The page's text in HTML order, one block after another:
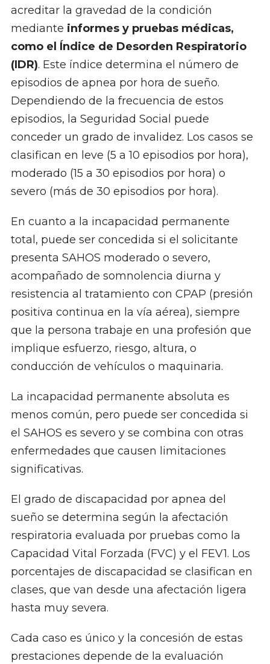
acreditar la gravedad de la condición
mediante informes y pruebas médicas,
como el Índice de Desorden Respiratorio
(IDR). Este índice determina el número de
episodios de apnea por hora de sueño.
Dependiendo de la frecuencia de estos
episodios, la Seguridad Social puede
conceder un grado de invalidez. Los casos se
clasifican en leve (5 a 10 episodios por hora),
moderado (15 a 30 episodios por hora) o
severo (más de 30 episodios por hora).
En cuanto a la incapacidad permanente
total, puede ser concedida si el solicitante
presenta SAHOS moderado o severo,
acompañado de somnolencia diurna y
resistencia al tratamiento con CPAP (presión
positiva continua en la vía aérea), siempre
que la persona trabaje en una profesión que
implique esfuerzo, riesgo, altura, o
conducción de vehículos o maquinaria.
La incapacidad permanente absoluta es
menos común, pero puede ser concedida si
el SAHOS es severo y se combina con otras
enfermedades que causen limitaciones
significativas.
El grado de discapacidad por apnea del
sueño se determina según la afectación
respiratoria evaluada por pruebas como la
Capacidad Vital Forzada (FVC) y el FEV1. Los
porcentajes de discapacidad se clasifican en
clases, que van desde una afectación ligera
hasta muy severa.
Cada caso es único y la concesión de estas
prestaciones depende de la evaluación